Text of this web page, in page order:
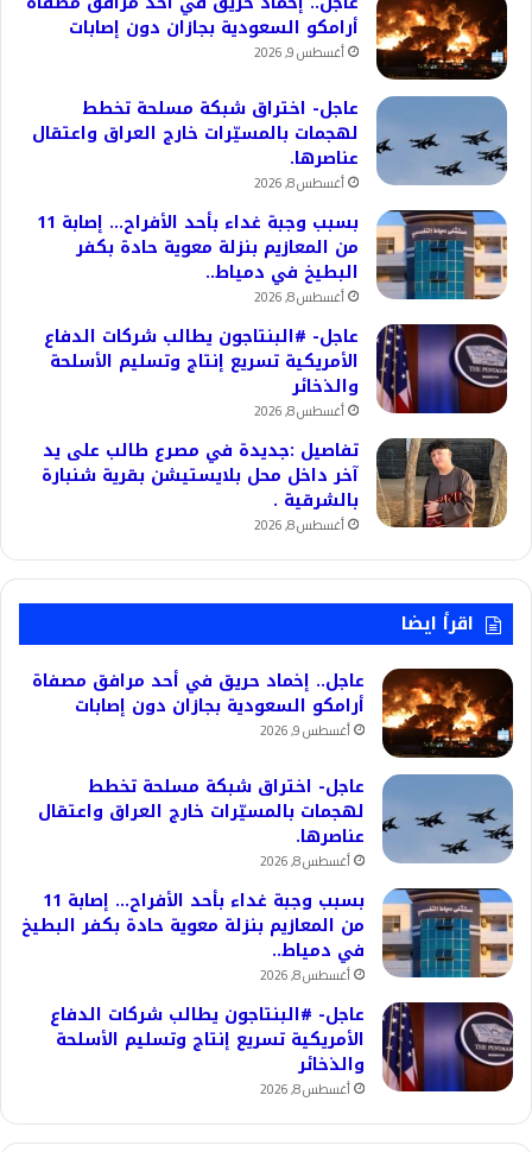
أرامكو السعودية بجازان دون إصابات
أغسطس 9, 2026
عاجل- اختراق شبكة مسلحة تخطط
لهجمات بالمسيّرات خارج العراق واعتقال
عناصرها.
أغسطس 8, 2026
بسبب وجبة غداء بأحد الأفراح… إصابة 11
من المعازيم بنزلة معوية حادة بكفر
البطيخ في دمياط..
أغسطس 8, 2026
عاجل- #البنتاجون يطالب شركات الدفاع
الأمريكية تسريع إنتاج وتسليم الأسلحة
والذخائر
أغسطس 8, 2026
تفاصيل :جديدة في مصرع طالب على يد
آخر داخل محل بلايستيشن بقرية شنبارة
بالشرقية .
أغسطس 8, 2026
اقرأ ايضا
عاجل.. إخماد حريق في أحد مرافق مصفاة
أرامكو السعودية بجازان دون إصابات
أغسطس 9, 2026
عاجل- اختراق شبكة مسلحة تخطط
لهجمات بالمسيّرات خارج العراق واعتقال
عناصرها.
أغسطس 8, 2026
بسبب وجبة غداء بأحد الأفراح… إصابة 11
من المعازيم بنزلة معوية حادة بكفر البطيخ
في دمياط..
أغسطس 8, 2026
عاجل- #البنتاجون يطالب شركات الدفاع
الأمريكية تسريع إنتاج وتسليم الأسلحة
والذخائر
أغسطس 8, 2026